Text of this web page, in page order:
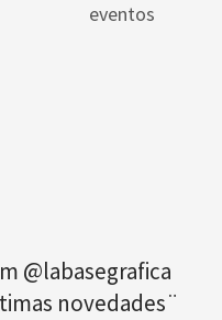
eventos
@labasegrafica
novedades¨